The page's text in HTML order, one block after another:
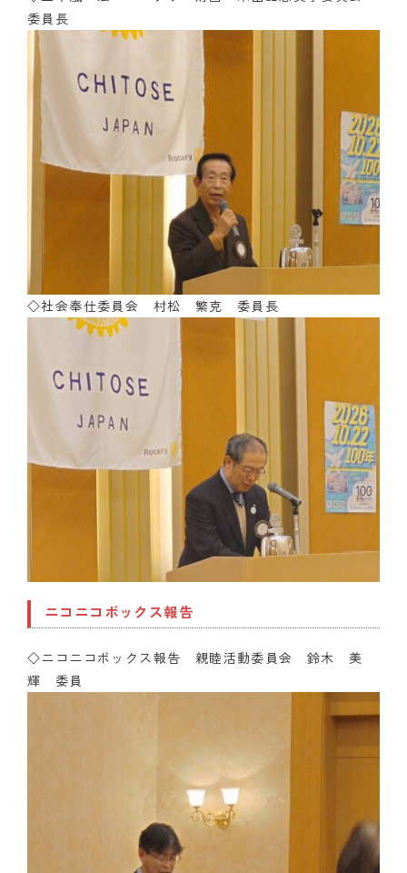
委員長
◇社会奉仕委員会 村松 繁克 委員長
ニコニコボックス報告
◇ニコニコボックス報告 親睦活動委員会 鈴木 美
輝 委員